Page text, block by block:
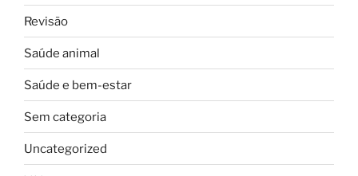
Revisão
Saúde animal
Saúde e bem-estar
Sem categoria
Uncategorized